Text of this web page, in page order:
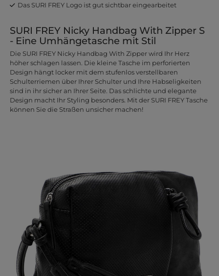
Das SURI FREY Logo ist gut sichtbar eingearbeitet
SURI FREY Nicky Handbag With Zipper S
- Eine Umhängetasche mit Stil
Die SURI FREY Nicky Handbag With Zipper wird Ihr Herz
höher schlagen lassen. Die kleine Tasche im perforierten
Design hängt locker mit dem stufenlos verstellbaren
Schulterriemen über Ihrer Schulter und Ihre Habseligkeiten
sind in ihr sicher an Ihrer Seite. Das schlichte und elegante
Design macht Ihr Styling besonders. Mit der SURI FREY Tasche
können Sie die Straßen unsicher machen!